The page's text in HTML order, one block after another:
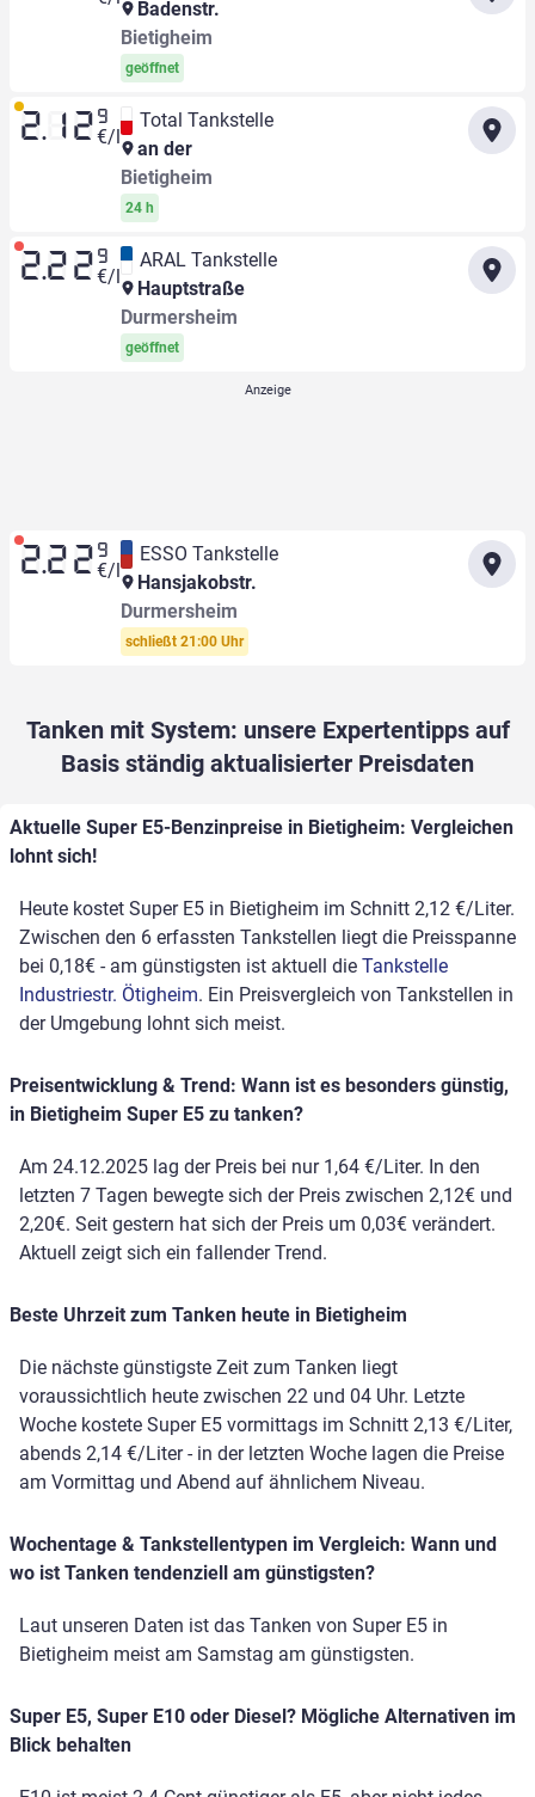
Badenstr.
Bietigheim
geöffnet
2.12 9
€/l
Total Tankstelle
an der
Bietigheim
24 h
2.22 9
€/l
ARAL Tankstelle
Hauptstraße
Durmersheim
geöffnet
2.22 9
€/l
ESSO Tankstelle
Hansjakobstr.
Durmersheim
schließt 21:00 Uhr
Tanken mit System: unsere Expertentipps auf
Basis ständig aktualisierter Preisdaten
Aktuelle Super E5-Benzinpreise in Bietigheim: Vergleichen
lohnt sich!
Heute kostet Super E5 in Bietigheim im Schnitt 2,12 €/Liter.
Zwischen den 6 erfassten Tankstellen liegt die Preisspanne
bei 0,18€ - am günstigsten ist aktuell die Tankstelle
Industriestr. Ötigheim. Ein Preisvergleich von Tankstellen in
der Umgebung lohnt sich meist.
Preisentwicklung & Trend: Wann ist es besonders günstig,
in Bietigheim Super E5 zu tanken?
Am 24.12.2025 lag der Preis bei nur 1,64 €/Liter. In den
letzten 7 Tagen bewegte sich der Preis zwischen 2,12€ und
2,20€. Seit gestern hat sich der Preis um 0,03€ verändert.
Aktuell zeigt sich ein fallender Trend.
Beste Uhrzeit zum Tanken heute in Bietigheim
Die nächste günstigste Zeit zum Tanken liegt
voraussichtlich heute zwischen 22 und 04 Uhr. Letzte
Woche kostete Super E5 vormittags im Schnitt 2,13 €/Liter,
abends 2,14 €/Liter - in der letzten Woche lagen die Preise
am Vormittag und Abend auf ähnlichem Niveau.
Wochentage & Tankstellentypen im Vergleich: Wann und
wo ist Tanken tendenziell am günstigsten?
Laut unseren Daten ist das Tanken von Super E5 in
Bietigheim meist am Samstag am günstigsten.
Super E5, Super E10 oder Diesel? Mögliche Alternativen im
Blick behalten